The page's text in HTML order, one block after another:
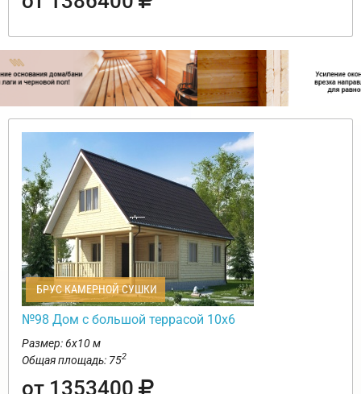
БРУС КАМЕРНОЙ СУШКИ
№98 Дом с большой террасой 10х6
Размер: 6х10 м
Общая площадь: 752
от 1353400